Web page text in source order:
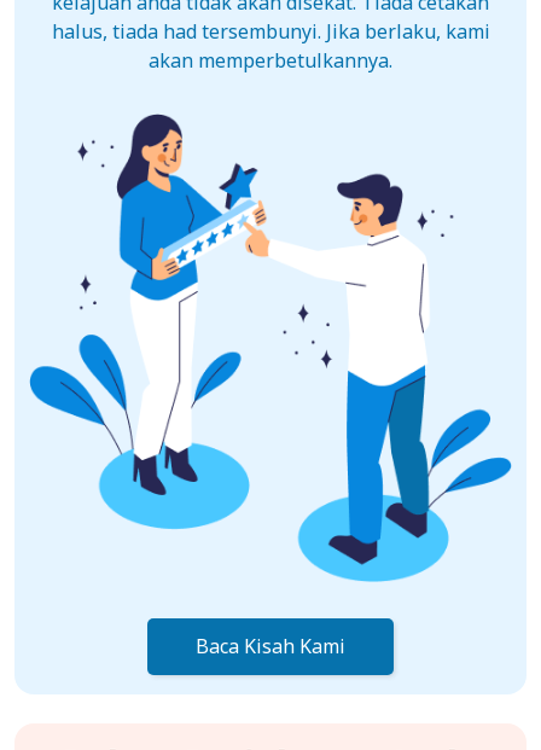
halus, tiada had tersembunyi. Jika berlaku, kami
akan memperbetulkannya.
Baca Kisah Kami